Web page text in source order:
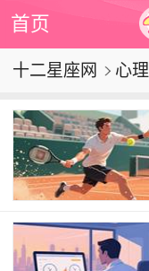
首页
十二星座网 心